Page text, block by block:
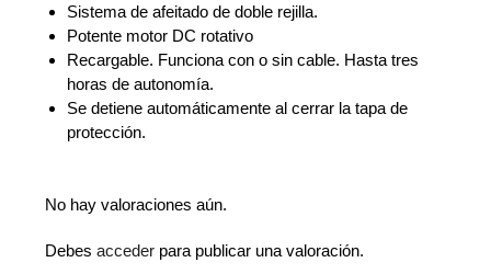
Sistema de afeitado de doble rejilla.
Potente motor DC rotativo
Recargable. Funciona con o sin cable. Hasta tres
horas de autonomía.
Se detiene automáticamente al cerrar la tapa de
protección.
No hay valoraciones aún.
Debesacceder para publicar una valoración.